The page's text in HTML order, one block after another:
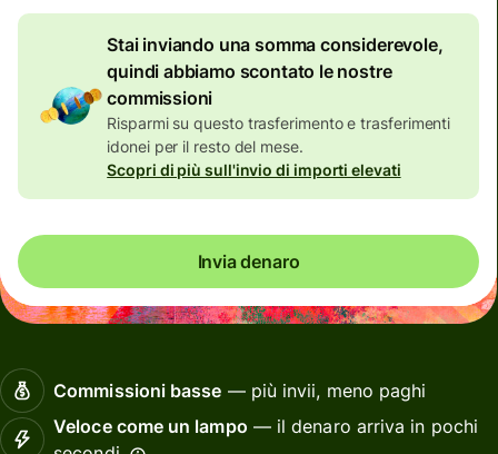
Stai inviando una somma considerevole,
quindi abbiamo scontato le nostre
commissioni
Risparmi su questo trasferimento e trasferimenti
idonei per il resto del mese.
Scopri di più sull'invio di importi elevati
Invia denaro
Commissioni basse — più invii, meno paghi
Veloce come un lampo — il denaro arriva in pochi